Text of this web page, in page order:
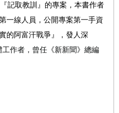
記取教訓』的專案，本書作者
一線人員，公開專案第一手資
的阿富汗戰爭』，發人深
作者，曾任《新新聞》總編